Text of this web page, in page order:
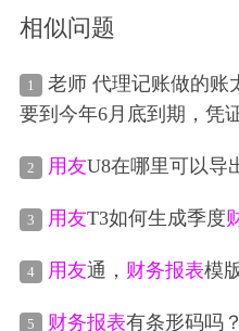
相似问题
1
老师 代理记账做的账
要到今年6月底到期，凭
友系统，但是如果我重新
务报表 不一致呢
2 用友U8在哪里可以导
3 用友T3如何生成季度
4 用友通， 财务报表模
5 财务报表有条形码吗？